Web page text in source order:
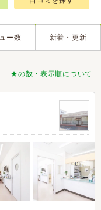
ー数 新着・更新
★の数・表示順について